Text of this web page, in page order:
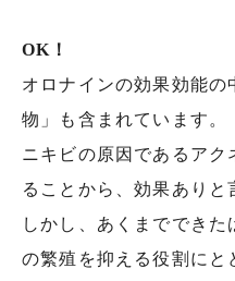
OK！
オロナインの効果効能の
物」も含まれています。
ニキビの原因であるアク
ることから、効果ありと
しかし、あくまででき
の繁殖を抑える役割にと